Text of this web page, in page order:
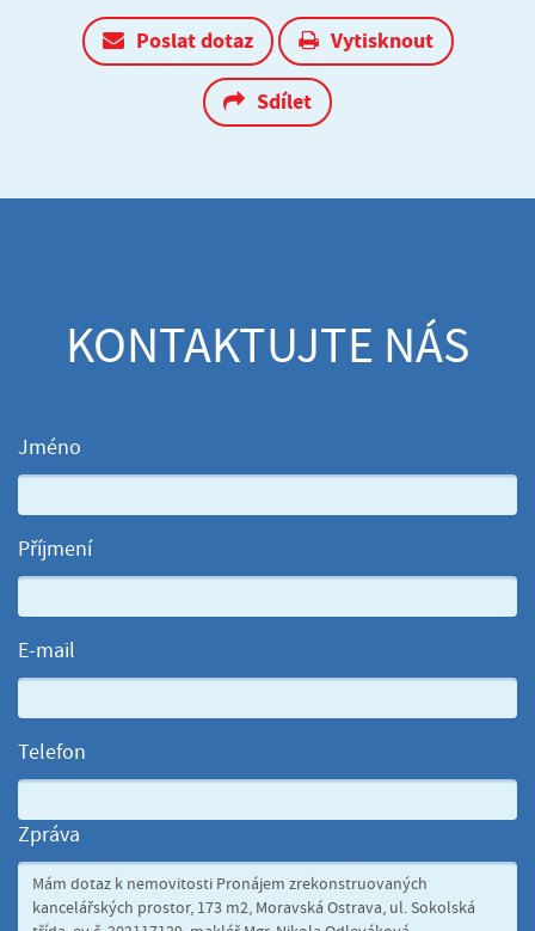
Poslat dotaz Vytisknout
Sdílet
KONTAKTUJTE NÁS
Jméno
Příjmení
E-mail
Telefon
Zpráva